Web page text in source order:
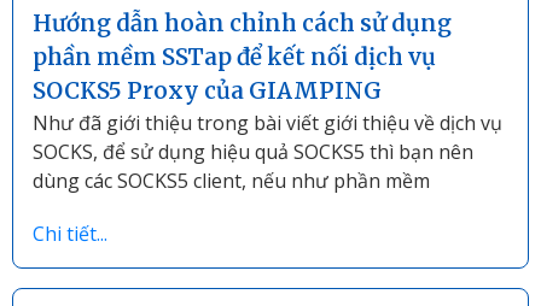
Hướng dẫn hoàn chỉnh cách sử dụng
phần mềm SSTap để kết nối dịch vụ
SOCKS5 Proxy của GIAMPING
Như đã giới thiệu trong bài viết giới thiệu về dịch vụ
SOCKS, để sử dụng hiệu quả SOCKS5 thì bạn nên
dùng các SOCKS5 client, nếu như phần mềm
Chi tiết...